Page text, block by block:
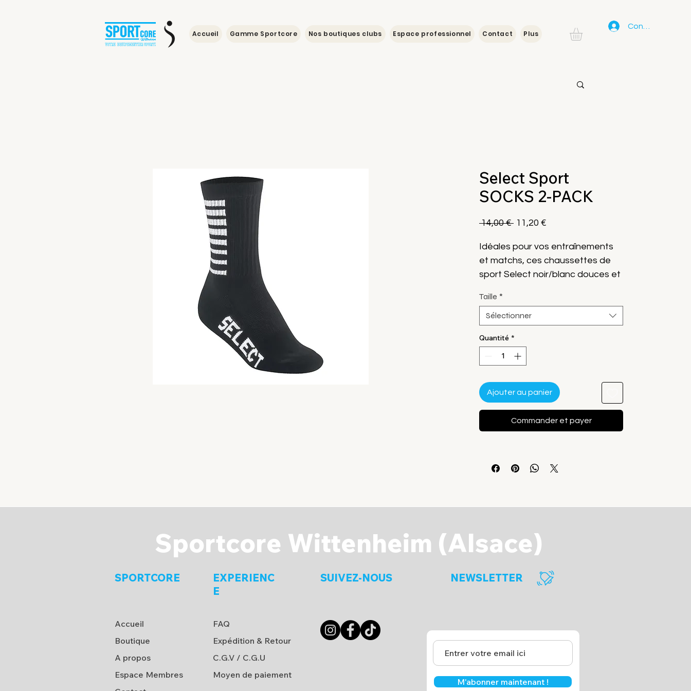
Accueil Gamme Sportcore Nos boutiques clubs Espace professionnel Contact Plus
Connexion
Select Sport
SOCKS 2-PACK
14,00 € Prix
11,20 €
Idéales pour vos entraînements
et matchs, ces chaussettes de
sport Select noir/blanc douces et
confort de qualité même dans les
conditions les plus extrêmes !
polypropylène, 25% polyester et
5% fil élastique.
Taille *
Sélectionner
Quantité *
Ajouter au panier
Commander et payer
Sportcore Wittenheim (Alsace)
SPORTCORE
EXPERIENC
E
SUIVEZ-NOUS NEWSLETTER
Accueil
Boutique
A propos
Espace Membres
FAQ
Expédition & Retour
C.G.V / C.G.U
Moyen de paiement
M'abonner maintenant !